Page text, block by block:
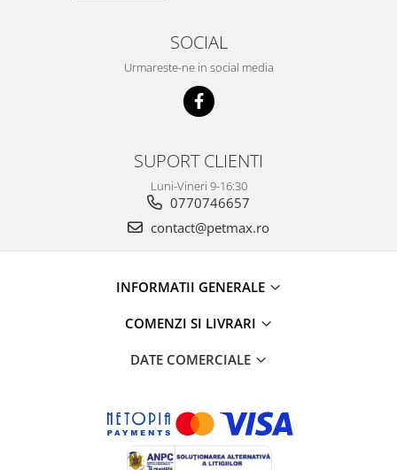
SOCIAL
Urmareste-ne in social media
SUPORT CLIENTI
Luni-Vineri 9-16:30
0770746657
contact@petmax.ro
INFORMATII GENERALE
COMENZI SI LIVRARI
DATE COMERCIALE